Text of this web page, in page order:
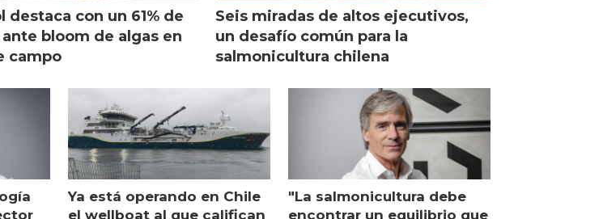
destaca con un 61% de
bloom de algas en
campo
Seis miradas de altos ejecutivos,
un desafío común para la
salmonicultura chilena
Ya está operando en Chile
el wellboat al que califican
"La salmonicultura debe
encontrar un equilibrio que